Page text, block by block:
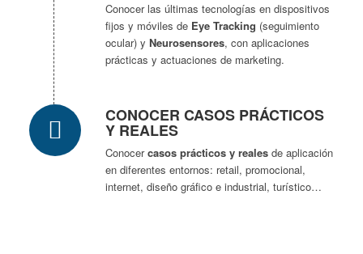
Conocer las últimas tecnologías en dispositivos
fijos y móviles de Eye Tracking (seguimiento
ocular) y Neurosensores, con aplicaciones
prácticas y actuaciones de marketing.
CONOCER CASOS PRÁCTICOS
Y REALES
Conocercasos prácticos y realesde aplicación
en diferentes entornos: retail, promocional,
internet, diseño gráfico e industrial, turístico…